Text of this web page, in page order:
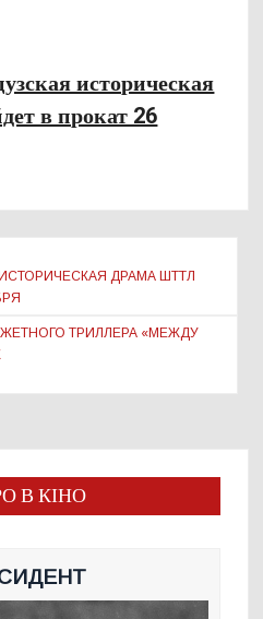
историческая
в прокат 26
ДРАМА ШТТЛ
ТРИЛЛЕРА «МЕЖДУ
В КІНО